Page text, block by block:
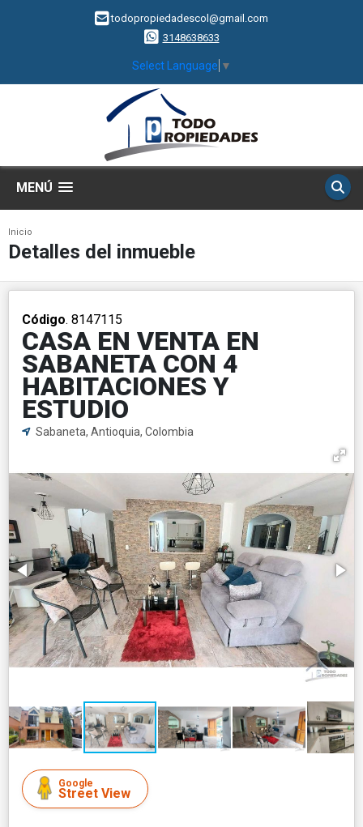
todopropiedadescol@gmail.com
3148638633
Select Language ▼
MENÚ
Inicio
Detalles del inmueble
Código. 8147115
CASA EN VENTA EN
SABANETA CON 4
HABITACIONES Y
ESTUDIO
Sabaneta, Antioquia, Colombia
Google
Street View